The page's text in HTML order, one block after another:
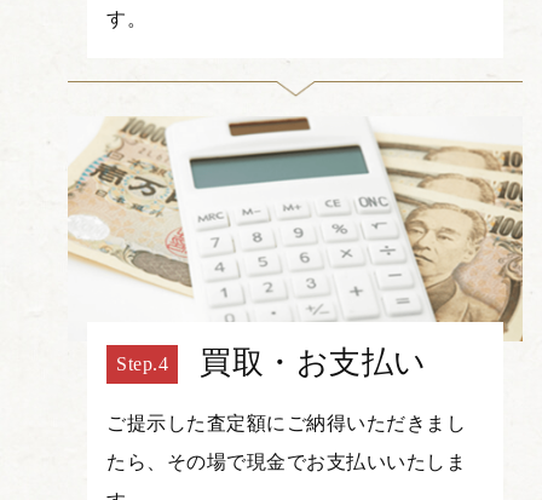
す。
買取・お支払い
ご提示した査定額にご納得いただきまし
たら、その場で現金でお支払いいたしま